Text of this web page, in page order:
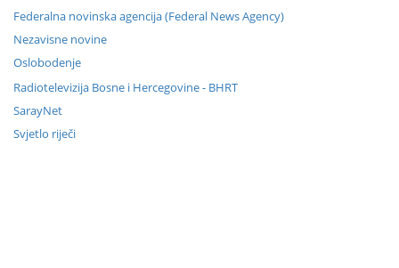
Federalna novinska agencija (Federal News Agency)
Nezavisne novine
Oslobodenje
Radiotelevizija Bosne i Hercegovine - BHRT
SarayNet
Svjetlo riječi